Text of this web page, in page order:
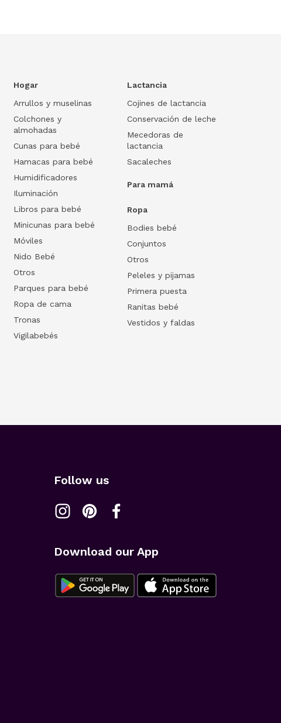
Hogar
Arrullos y muselinas
Colchones y
almohadas
Cunas para bebé
Hamacas para bebé
Humidificadores
Iluminación
Libros para bebé
Minicunas para bebé
Móviles
Nido Bebé
Otros
Parques para bebé
Ropa de cama
Tronas
Vigilabebés
Lactancia
Cojines de lactancia
Conservación de leche
Mecedoras de
lactancia
Sacaleches
Para mamá
Ropa
Bodies bebé
Conjuntos
Otros
Peleles y pijamas
Primera puesta
Ranitas bebé
Vestidos y faldas
Follow us
Download our App